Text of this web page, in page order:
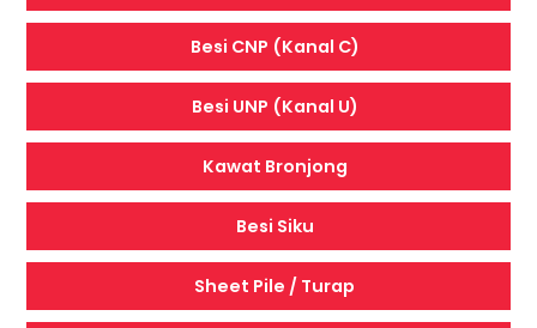
Besi CNP (Kanal C)
Besi UNP (Kanal U)
Kawat Bronjong
Besi Siku
Sheet Pile / Turap